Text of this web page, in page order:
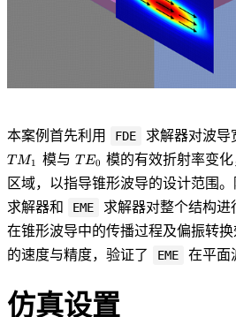
本案例首先利用 FDE 求解器对波导
T M1 模与 TE_0
T E0 模的有效折射率变
区域，以指导锥形波导的设计范围
求解器和 EME
求解器对整个结构
在锥形波导中的传播过程及偏振转
的速度与精度，验证了
EME 在平面
仿真设置